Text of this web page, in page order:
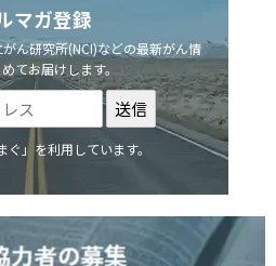
マガ登録
ん研究所(NCI)などの最新がん情
てお届けします。
ぐ」を利用しています。